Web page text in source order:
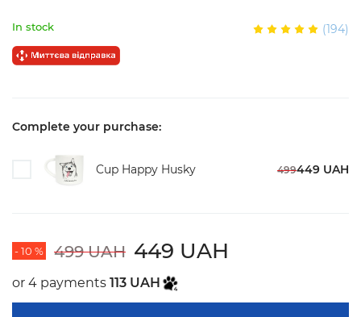
In stock (194)
Complete your purchase:
Cup Happy Husky 499449 UAH
- 10 % 499 UAH 449 UAH
or 4 payments 113 UAH